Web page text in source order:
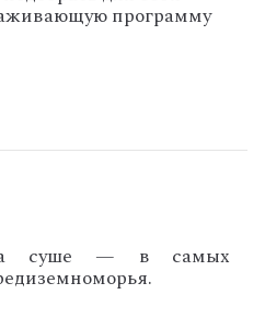
программу
на суше — в самых